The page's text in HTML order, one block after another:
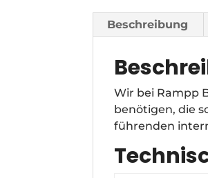
Beschreibung
Wir bei Rampp
benötigen, die
führenden